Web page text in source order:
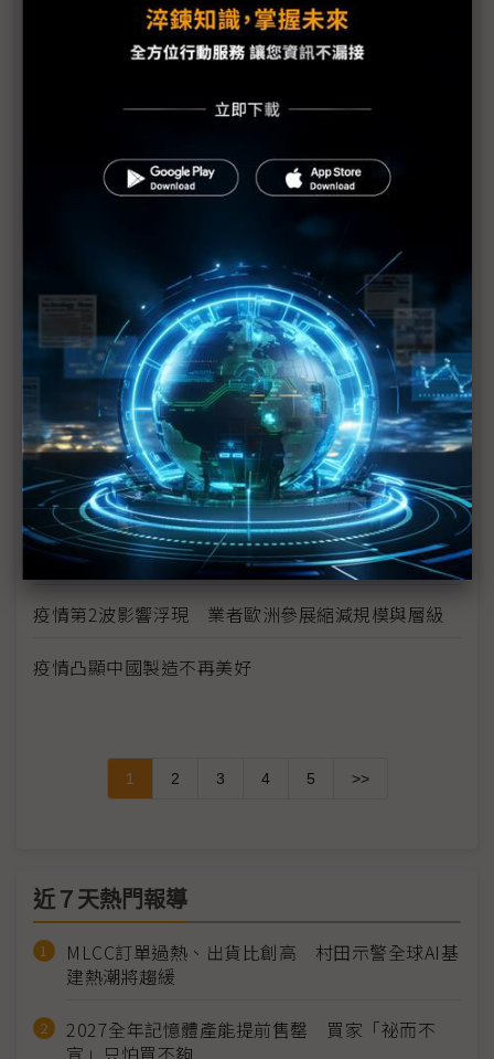
手機HDI出貨維持暢旺 惟2Q庫存風險逐漸攀高
美日韓等42國一致同意 強化半導體技術出口管制
（Daily Issue）供應鏈全球化重新布局 中國世界工
廠地位仍有其重
手機供應鏈砍單已不可免 台系IC設計2Q業績承壓
疫情衝擊5G手機短期出貨 超薄型FoD封測放量延至
下半年
供需趨緊造成短期漲價 華新科非中國廠區稼動率滿
載
華為晶片自主阻力一波波 轉單中芯營運風險增
疫情第2波影響浮現 業者歐洲參展縮減規模與層級
疫情凸顯中國製造不再美好
1 2 3 4 5 >>
近７天熱門報導
MLCC訂單過熱、出貨比創高 村田示警全球AI基
建熱潮將趨緩
2027全年記憶體產能提前售罄 買家「祕而不